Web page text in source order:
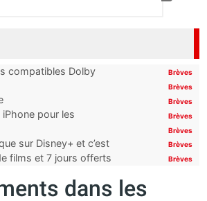
compatibles Dolby
Brèves
Brèves
Brèves
pour les
Brèves
Brèves
sur Disney+ et c’est
Brèves
films et 7 jours offerts Brèves
dans les